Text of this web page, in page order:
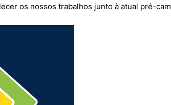
os nossos trabalhos junto à atual pré-